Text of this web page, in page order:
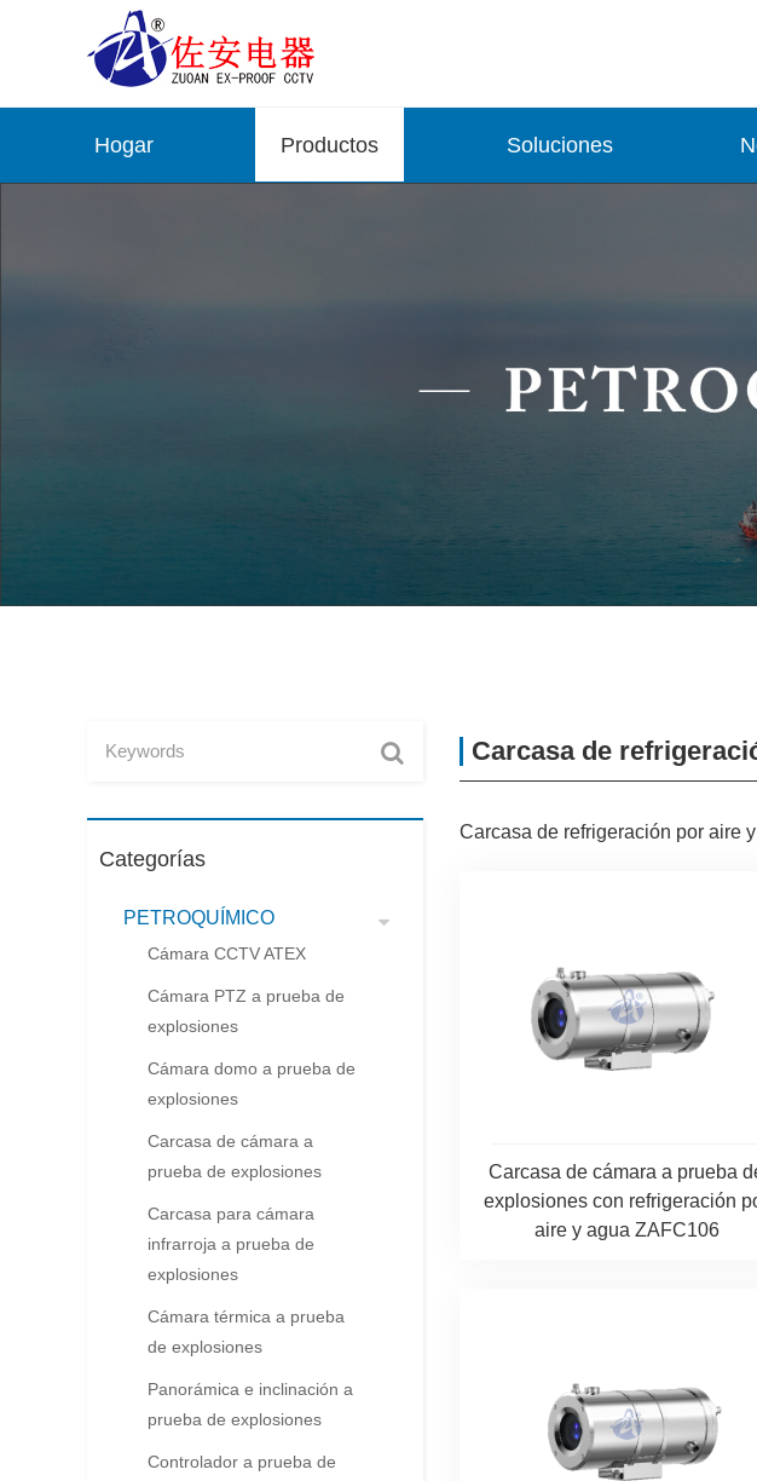
Hogar Productos Soluciones
Categorías
PETROQUÍMICO
Cámara CCTV ATEX
Cámara PTZ a prueba de
explosiones
Cámara domo a prueba de
explosiones
Carcasa de cámara a
prueba de explosiones
Carcasa para cámara
infrarroja a prueba de
explosiones
Cámara térmica a prueba
de explosiones
Panorámica e inclinación a
prueba de explosiones
Controlador a prueba de
Carcasa de
Carcasa de refrigeración por aire
Carcasa de cámara a prueba
explosiones con refrigeración
aire y agua ZAFC106